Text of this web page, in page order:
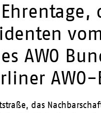
AWO
, das